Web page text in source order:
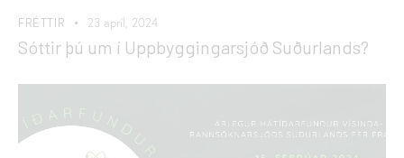
FRÉTTIR 23 apríl, 2024
Sóttir þú um í Uppbyggingarsjóð Suðurlands?